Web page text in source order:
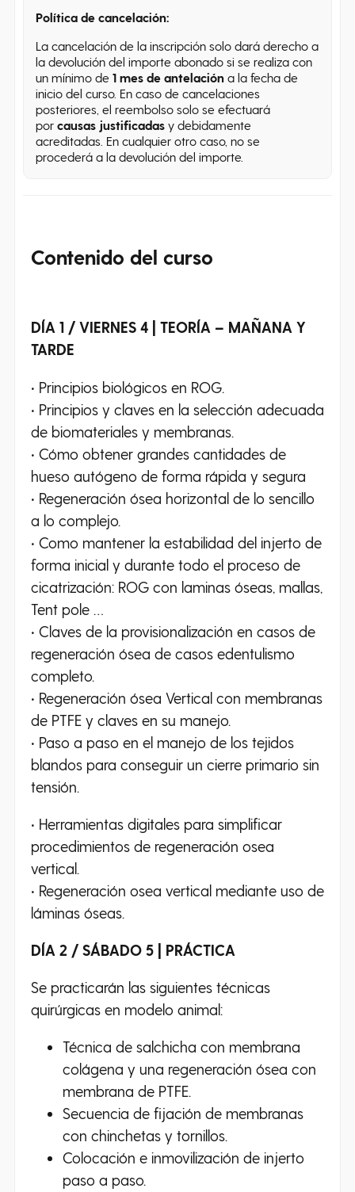
Política de cancelación:
La cancelación de la inscripción solo dará derecho a
la devolución del importe abonado si se realiza con
un mínimo de 1 mes de antelación a la fecha de
inicio del curso. En caso de cancelaciones
posteriores, el reembolso solo se efectuará
por causas justificadas y debidamente
acreditadas. En cualquier otro caso, no se
procederá a la devolución del importe.
Contenido del curso
DÍA 1 / VIERNES 4 | TEORÍA – MAÑANA Y
TARDE
• Principios biológicos en ROG.
• Principios y claves en la selección adecuada
de biomateriales y membranas.
• Cómo obtener grandes cantidades de
hueso autógeno de forma rápida y segura
• Regeneración ósea horizontal de lo sencillo
a lo complejo.
• Como mantener la estabilidad del injerto de
forma inicial y durante todo el proceso de
cicatrización: ROG con laminas óseas, mallas,
Tent pole …
• Claves de la provisionalización en casos de
regeneración ósea de casos edentulismo
completo.
• Regeneración ósea Vertical con membranas
de PTFE y claves en su manejo.
• Paso a paso en el manejo de los tejidos
blandos para conseguir un cierre primario sin
tensión.
• Herramientas digitales para simplificar
procedimientos de regeneración osea
vertical.
• Regeneración osea vertical mediante uso de
láminas óseas.
DÍA 2 / SÁBADO 5 | PRÁCTICA
Se practicarán las siguientes técnicas
quirúrgicas en modelo animal:
Técnica de salchicha con membrana
colágena y una regeneración ósea con
membrana de PTFE.
Secuencia de fijación de membranas
con chinchetas y tornillos.
Colocación e inmovilización de injerto
paso a paso.